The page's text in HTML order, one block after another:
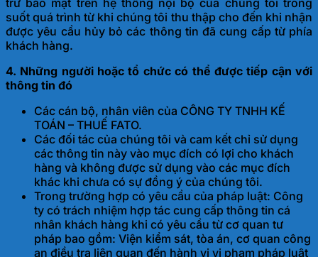
trữ bảo mật trên hệ thống nội bộ của chúng tôi trong
suốt quá trình từ khi chúng tôi thu thập cho đến khi nhận
được yêu cầu hủy bỏ các thông tin đã cung cấp từ phía
khách hàng.
4. Những người hoặc tổ chức có thể được tiếp cận với
thông tin đó
Các cán bộ, nhân viên của CÔNG TY TNHH KẾ
TOÁN – THUẾ FATO.
Các đối tác của chúng tôi và cam kết chỉ sử dụng
các thông tin này vào mục đích có lợi cho khách
hàng và không được sử dụng vào các mục đích
khác khi chưa có sự đồng ý của chúng tôi.
Trong trường hợp có yêu cầu của pháp luật: Công
ty có trách nhiệm hợp tác cung cấp thông tin cá
nhân khách hàng khi có yêu cầu từ cơ quan tư
pháp bao gồm: Viện kiểm sát, tòa án, cơ quan công
an điều tra liên quan đến hành vi vi phạm pháp luật